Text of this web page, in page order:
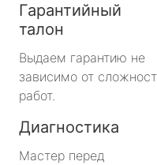
Гарантийный
талон
Выдаем гарантию не
зависимо от
работ.
Диагностика
Мастер перед